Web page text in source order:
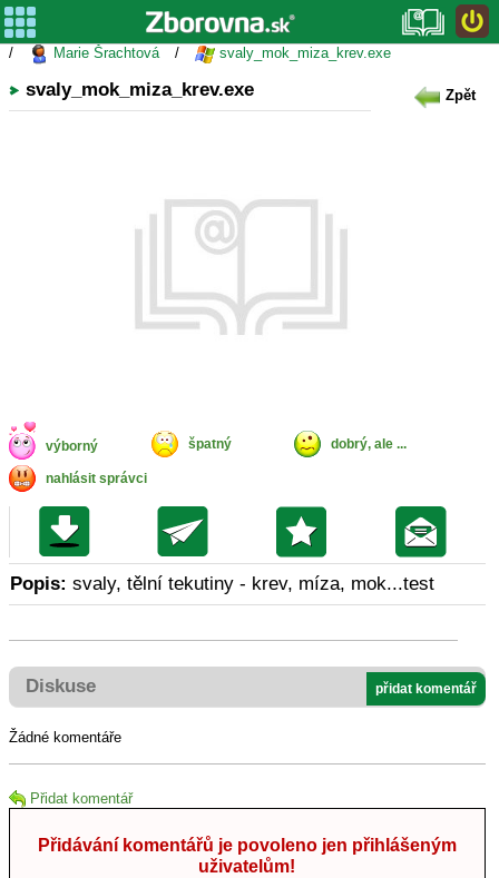
/ Marie Šrachtová / svaly_mok_miza_krev.exe
svaly_mok_miza_krev.exe Zpět
výborný špatný dobrý, ale ...
nahlásit správci
Popis: svaly, tělní tekutiny - krev, míza, mok...test
Diskuse přidat komentář
Žádné komentáře
Přidat komentář
Přidávání komentářů je povoleno jen přihlášeným
uživatelům!